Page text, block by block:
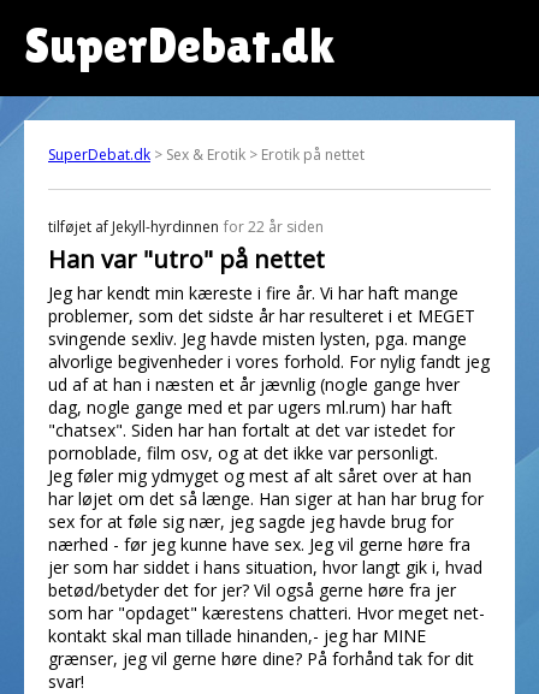
SuperDebat.dk
SuperDebat.dk > Sex & Erotik > Erotik på nettet
tilføjet af Jekyll-hyrdinnen for 22 år siden
Han var "utro" på nettet
Jeg har kendt min kæreste i fire år. Vi har haft mange
problemer, som det sidste år har resulteret i et MEGET
svingende sexliv. Jeg havde misten lysten, pga. mange
alvorlige begivenheder i vores forhold. For nylig fandt jeg
ud af at han i næsten et år jævnlig (nogle gange hver
dag, nogle gange med et par ugers ml.rum) har haft
"chatsex". Siden har han fortalt at det var istedet for
pornoblade, film osv, og at det ikke var personligt.
Jeg føler mig ydmyget og mest af alt såret over at han
har løjet om det så længe. Han siger at han har brug for
sex for at føle sig nær, jeg sagde jeg havde brug for
nærhed - før jeg kunne have sex. Jeg vil gerne høre fra
jer som har siddet i hans situation, hvor langt gik i, hvad
betød/betyder det for jer? Vil også gerne høre fra jer
som har "opdaget" kærestens chatteri. Hvor meget net-
kontakt skal man tillade hinanden,- jeg har MINE
grænser, jeg vil gerne høre dine? På forhånd tak for dit
svar!